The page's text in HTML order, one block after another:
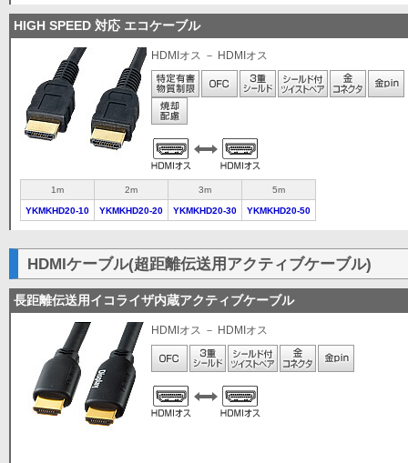
HIGH SPEED 対応 エコケーブル
HDMIオス － HDMIオス
1m 2m 3m 5m
YKMKHD20-10 YKMKHD20-20 YKMKHD20-30 YKMKHD20-50
HDMIケーブル(超距離伝送用アクティブケーブル)
長距離伝送用イコライザ内蔵アクティブケーブル
HDMIオス － HDMIオス